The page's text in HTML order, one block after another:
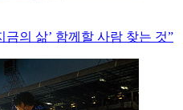
금의 삶’ 함께할 사람 찾는 것”